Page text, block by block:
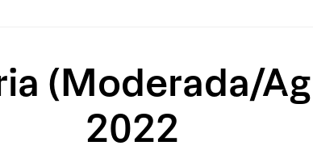
(Moderada/
2022